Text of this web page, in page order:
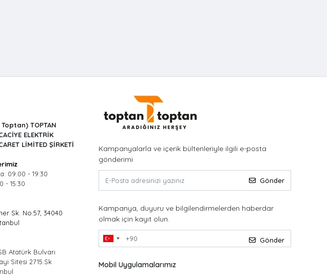
TOPTAN
ELEKTRİK
LİMİTED ŞİRKETİ
09:00 - 19:30
- 15:30
Sk. No:57, 34040
Atatürk Bulvarı
Sitesi 2715.Sk
Kampanyalarla ve içerik bültenleriyle ilgili e-posta
gönderimi
Gönder
Kampanya, duyuru ve bilgilendirmelerden haberdar
olmak için kayıt olun.
Gönder
Mobil Uygulamalarımız